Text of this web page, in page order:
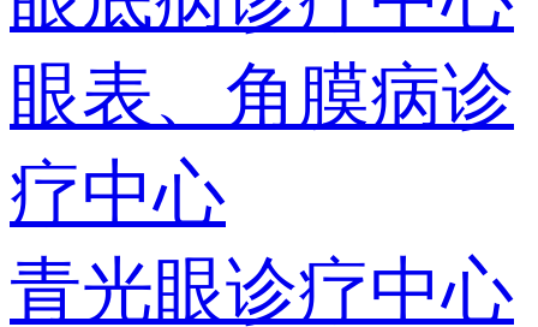
眼表、角膜病诊
疗中心
青光眼诊疗中心